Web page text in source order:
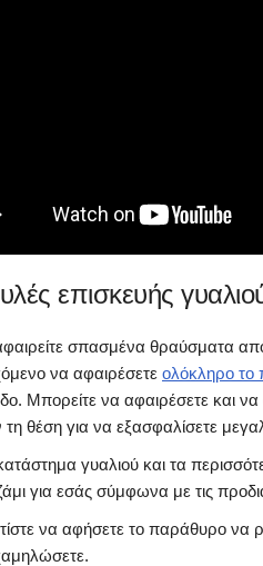
επισκευής
σπασμένα θραύσματα
να αφαιρέσετε ολόκληρο το
Μπορείτε να αφαιρέσετε και
τη θέση για να εξασφαλίσετε
γυαλιού και τα
για εσάς σύμφωνα με τις
να αφήσετε το παράθυρο να